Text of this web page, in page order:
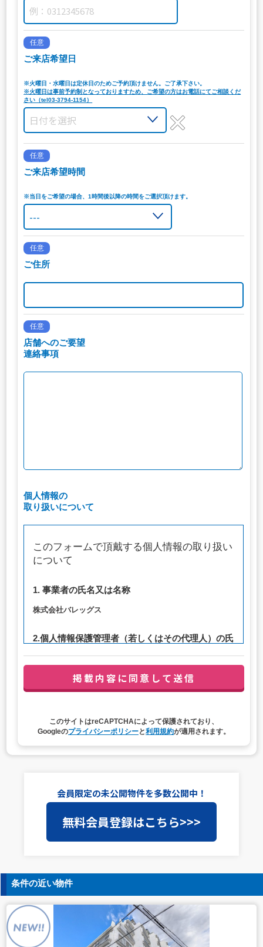
任意
ご来店希望日
※火曜日・水曜日は定休日のためご予約頂けません。ご了承下さい。
※火曜日は事前予約制となっておりますため、ご希望の方はお電話にてご相談くだ
さい（tel03-3794-1154）
任意
ご来店希望時間
※当日をご希望の場合、1時間後以降の時間をご選択頂けます。
任意
ご住所
任意
店舗へのご要望
連絡事項
個人情報の
取り扱いについて
このフォームで頂戴する個人情報の取り扱い
について
1. 事業者の氏名又は名称
株式会社バレッグス
2.個人情報保護管理者（若しくはその代理人）の氏
連絡先：privacy@balleggs.co.jp
（1）お問い合わせ対応（本人への連絡を含む）のため
4. 個人情報取扱いの委託
当社は事業運営上、前項利用目的の範囲に限って個人情報
を外部に委託することがあります。この場合、個人情報保
護水準の高い委託先を選定し、個人情報の適正管理・機密
保持についての契約を交わし、適切な管理を実施させま
5. 個人情報の開示等の請求
ご本人様は、当社に対してご自身の個人情報の開示等（利
用目的の通知、開示、内容の訂正・追加・削除、利用の停
止または消去、第三者への提供の停止）に関して、下記の
当社問合わせ窓口に申し出ることができます。その際、当
社はお客様ご本人を確認させていただいたうえで、合理的
このサイトはreCAPTCHAによって保護されており、
Googleのプライバシーポリシーと利用規約が適用されます。
会員限定の未公開物件を多数公開中！
無料会員登録はこちら>>>
条件の近い物件